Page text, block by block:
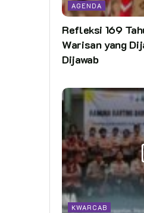
AGENDA
Refleksi 169
Warisan yang
Dijawab
KWARCAB